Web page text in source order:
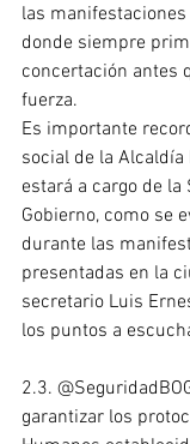
las
donde siempre
concertación antes
fuerza.
Es importante
social de la Alcaldía
estará a cargo de la
Gobierno, como se
durante las
presentadas en la
secretario Luis
los puntos a
2.3.
garantizar los